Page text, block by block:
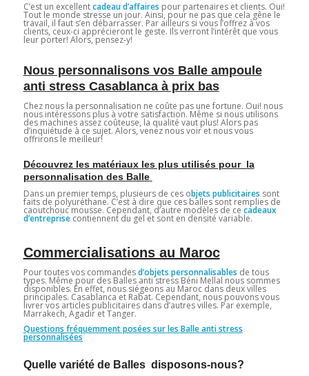
C’est un excellentcadeau d’affaires pour partenaires et clients. Oui!
Tout le monde stresse un jour. Ainsi, pour ne pas que cela gêne le
travail, il faut s’en débarrasser. Par ailleurs si vous l’offrez à vos
clients, ceux-ci apprécieront le geste. Ils verront l’intérêt que vous
leur porter! Alors, pensez-y!
Nous personnalisons vos Balle ampoule
anti stress Casablanca à prix bas
Chez nous la personnalisation ne coûte pas une fortune. Oui! nous
nous intéressons plus à votre satisfaction. Même si nous utilisons
des machines assez coûteuse, la qualité vaut plus! Alors pas
d’inquiétude à ce sujet. Alors, venez nous voir et nous vous
offrirons le meilleur!
Découvrez les matériaux les plus utilisés pour la
personnalisation des Balle
Dans un premier temps, plusieurs de ces objets publicitaires sont
faits de polyuréthane. C’est à dire que ces balles sont remplies de
caoutchouc mousse. Cependant, d’autre modèles de ce cadeaux
d’entreprisecontiennent du gel et sont en densité variable.
Commercialisations au Maroc
Pour toutes vos commandesd’objets personnalisables de tous
types. Même pour des Balles anti stress Béni Mellal nous sommes
disponibles. En effet, nous siégeons au Maroc dans deux villes
principales. Casablanca et Rabat. Cependant, nous pouvons vous
livrer vos articles publicitaires dans d’autres villes. Par exemple,
Marrakech, Agadir et Tanger.
Questions fréquemment posées sur les Balle anti stress
personnalisées
Quelle variété de Balles disposons-nous?